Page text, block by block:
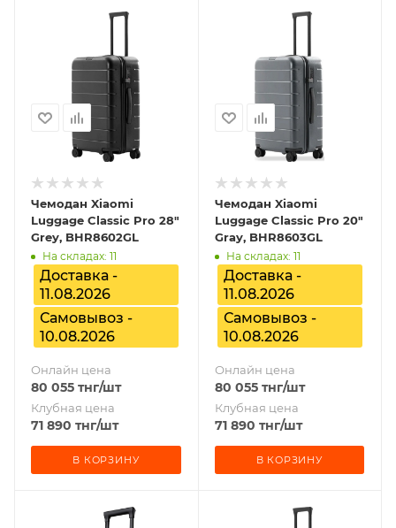
Чемодан Xiaomi
Luggage Classic Pro 28"
Grey, BHR8602GL
На складах: 11
Доставка -
11.08.2026
Самовывоз -
10.08.2026
Онлайн цена
80 055 тнг/шт
Клубная цена
71 890 тнг/шт
В КОРЗИНУ
Чемодан Xiaomi
Luggage Classic Pro 20"
Gray, BHR8603GL
На складах: 11
Доставка -
11.08.2026
Самовывоз -
10.08.2026
Онлайн цена
80 055тнг/шт
Клубная цена
71 890 тнг/шт
В КОРЗИНУ